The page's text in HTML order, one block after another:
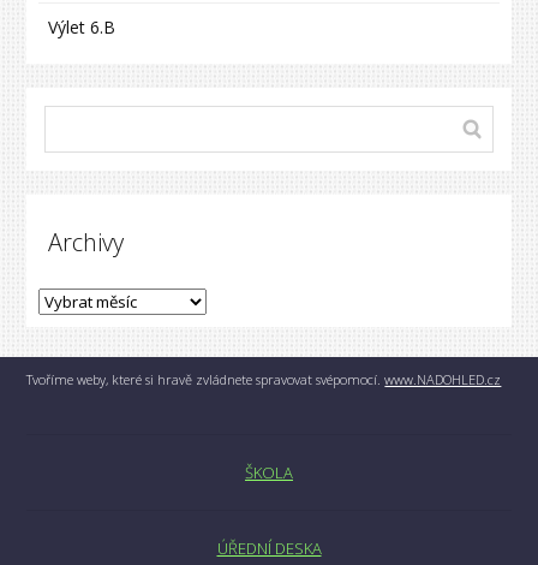
Výlet 6.B
Archivy
Tvoříme weby, které si hravě zvládnete spravovat svépomocí.www.NADOHLED.cz
ŠKOLA
ÚŘEDNÍ DESKA